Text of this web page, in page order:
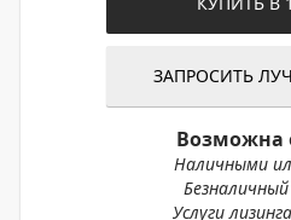
ЗАПРОСИТЬ
Возможна
Наличными
Услуги